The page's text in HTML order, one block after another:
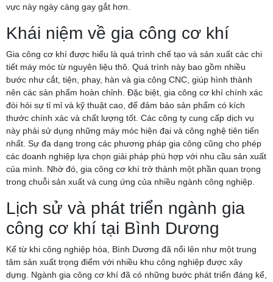
vực này ngày càng gay gắt hơn.
Khái niệm về gia công cơ khí
Gia công cơ khí được hiểu là quá trình chế tạo và sản xuất các chi
tiết máy móc từ nguyên liệu thô. Quá trình này bao gồm nhiều
bước như cắt, tiện, phay, hàn và gia công CNC, giúp hình thành
nên các sản phẩm hoàn chỉnh. Đặc biệt, gia công cơ khí chính xác
đòi hỏi sự tỉ mỉ và kỹ thuật cao, để đảm bảo sản phẩm có kích
thước chính xác và chất lượng tốt. Các công ty cung cấp dịch vụ
này phải sử dụng những máy móc hiện đại và công nghệ tiên tiến
nhất. Sự đa dạng trong các phương pháp gia công cũng cho phép
các doanh nghiệp lựa chọn giải pháp phù hợp với nhu cầu sản xuất
của mình. Nhờ đó, gia công cơ khí trở thành một phần quan trọng
trong chuỗi sản xuất và cung ứng của nhiều ngành công nghiệp.
Lịch sử và phát triển ngành gia
công cơ khí tại Bình Dương
Kể từ khi công nghiệp hóa, Bình Dương đã nổi lên như một trung
tâm sản xuất trọng điểm với nhiều khu công nghiệp được xây
dựng. Ngành gia công cơ khí đã có những bước phát triển đáng kể,